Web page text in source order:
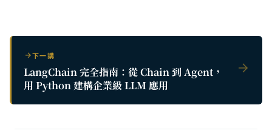
下一講
LangChain 完全指南：從 Chain 到 Agent，
用 Python 建構企業級 LLM 應用